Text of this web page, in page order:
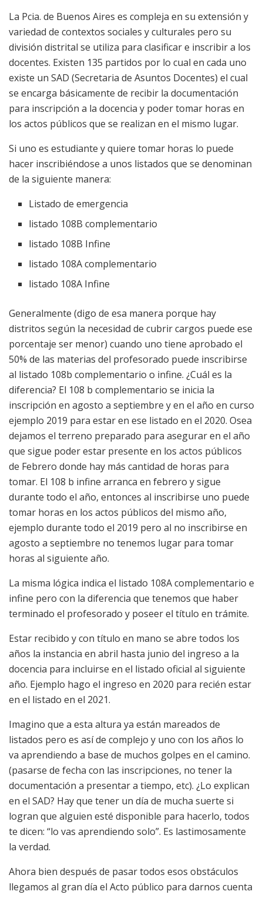
La Pcia. de Buenos Aires es compleja en su extensión y
variedad de contextos sociales y culturales pero su
división distrital se utiliza para clasificar e inscribir a los
docentes. Existen 135 partidos por lo cual en cada uno
existe un SAD (Secretaria de Asuntos Docentes) el cual
se encarga básicamente de recibir la documentación
para inscripción a la docencia y poder tomar horas en
los actos públicos que se realizan en el mismo lugar.
Si uno es estudiante y quiere tomar horas lo puede
hacer inscribiéndose a unos listados que se denominan
de la siguiente manera:
Listado de emergencia
listado 108B complementario
listado 108B Infine
listado 108A complementario
listado 108A Infine
Generalmente (digo de esa manera porque hay
distritos según la necesidad de cubrir cargos puede ese
porcentaje ser menor) cuando uno tiene aprobado el
50% de las materias del profesorado puede inscribirse
al listado 108b complementario o infine. ¿Cuál es la
diferencia? El 108 b complementario se inicia la
inscripción en agosto a septiembre y en el año en curso
ejemplo 2019 para estar en ese listado en el 2020. Osea
dejamos el terreno preparado para asegurar en el año
que sigue poder estar presente en los actos públicos
de Febrero donde hay más cantidad de horas para
tomar. El 108 b infine arranca en febrero y sigue
durante todo el año, entonces al inscribirse uno puede
tomar horas en los actos públicos del mismo año,
ejemplo durante todo el 2019 pero al no inscribirse en
agosto a septiembre no tenemos lugar para tomar
horas al siguiente año.
La misma lógica indica el listado 108A complementario e
infine pero con la diferencia que tenemos que haber
terminado el profesorado y poseer el título en trámite.
Estar recibido y con título en mano se abre todos los
años la instancia en abril hasta junio del ingreso a la
docencia para incluirse en el listado oficial al siguiente
año. Ejemplo hago el ingreso en 2020 para recién estar
en el listado en el 2021.
Imagino que a esta altura ya están mareados de
listados pero es así de complejo y uno con los años lo
va aprendiendo a base de muchos golpes en el camino.
(pasarse de fecha con las inscripciones, no tener la
documentación a presentar a tiempo, etc). ¿Lo explican
en el SAD? Hay que tener un día de mucha suerte si
logran que alguien esté disponible para hacerlo, todos
te dicen: “lo vas aprendiendo solo”. Es lastimosamente
la verdad.
Ahora bien después de pasar todos esos obstáculos
llegamos al gran día el Acto público para darnos cuenta